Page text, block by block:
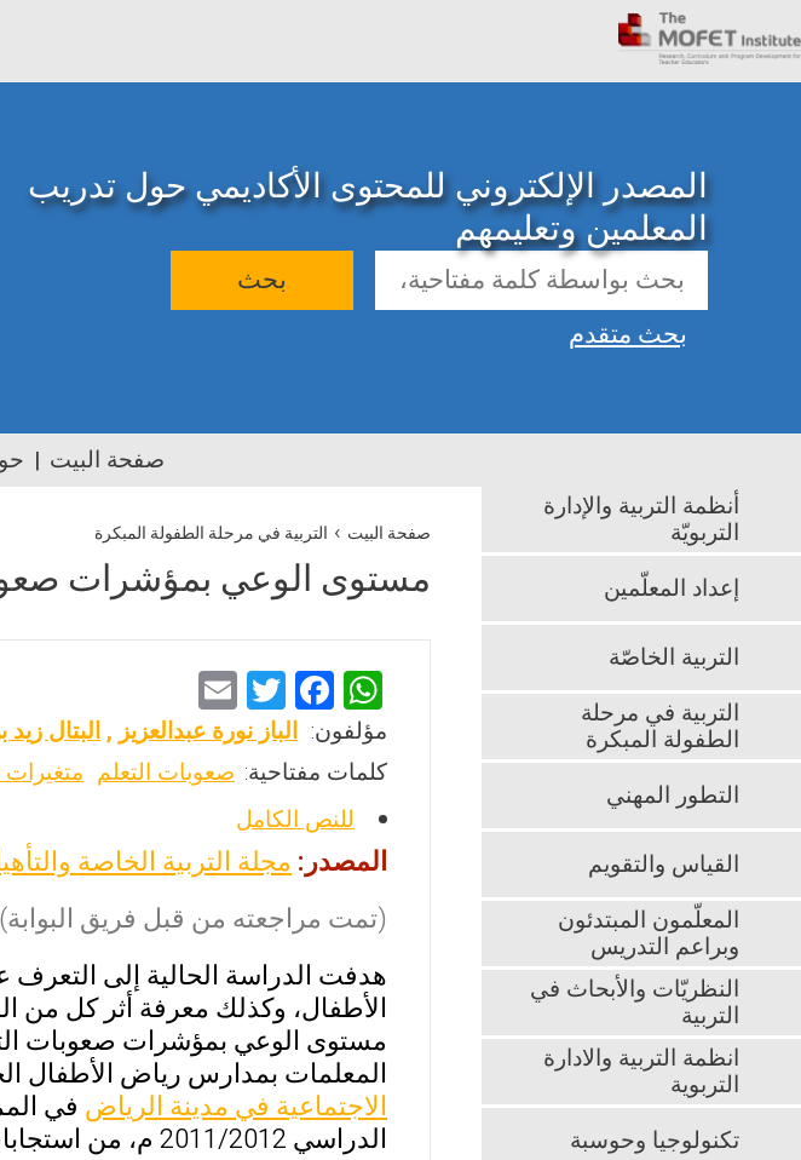
المصدر الإلكتروني للمحتوى الأكاديمي حول تدريب
المعلمين وتعليمهم
بحث
بحث متقدم
صفحة البيت
صفحة البيت › التربية في مرحلة الطفولة المبكرة
مستوى الوعي بمؤشرات
W
h
at
s
A
p
p
F
a
ce
b
o
o
k
T
wi
tt
m
ai
مؤلفون: الباز نورة عبدالعزيز ,البتال
كلمات مفتاحية: صعوبات التعلم
للنص الكامل
المصدر: مجلة التربية الخاصة
(تمت مراجعته من قبل فريق البوابة)
هدفت الدراسة الحالية إلى
الأطفال، وكذلك معرفة أثر كل من
مستوى الوعي بمؤشرات صعوبات
المعلمات بمدارس رياض الأطفال
الاجتماعية في مدينة الرياض في
الدراسي 2011/2012 م، من استجابات أفراد الدراسة على أداة القياس.
أنظمة التربية والإدارة
التربويّة
إعداد المعلّمين
التربية الخاصّة
التربية في مرحلة
الطفولة المبكرة
التطور المهني
القياس والتقويم
المعلّمون المبتدئون
وبراعم التدريس
النظريّات والأبحاث في
التربية
انظمة التربية والادارة
التربوية
تكنولوجيا وحوسبة